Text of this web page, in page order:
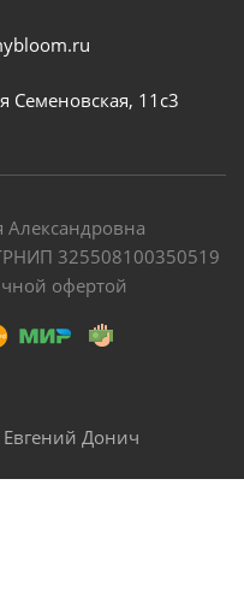
Семеновская, 11с3
Александровна
325508100350519
офертой
Евгений Донич